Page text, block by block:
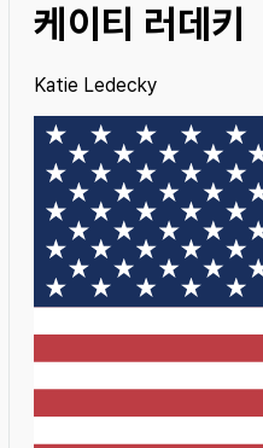
케이티 러데키
Katie Ledecky